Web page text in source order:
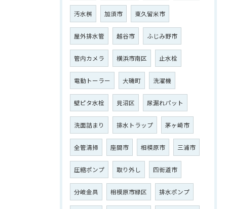
汚水桝 加須市 東久留米市
屋外排水管 越谷市 ふじみ野市
管内カメラ 横浜市南区 止水栓
電動トーラー 大磯町 洗濯機
壁ピタ水栓 見沼区 尿漏れパット
洗面詰まり 排水トラップ 茅ヶ崎市
全管清掃 座間市 相模原市 三浦市
圧縮ポンプ 取り外し 四街道市
分岐金具 相模原市緑区 排水ポンプ